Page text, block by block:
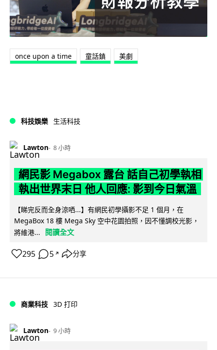
once upon a time 童話鎮 美劇
科技娛樂 生活科技
Lawton 8 小時
網民影 Megabox 露台 話自己初學執相
執出世界末日 他人回應: 影到今日氣溫
【睇完反而全身涼哂...】有網民初學攝影不足 1 個月，在
MegaBox 18 樓 Mega Sky 空中花園拍照，因不懂調校光影，
將維港...
閱讀全文
295 5 ↗ 分享
商業科技 3D 打印
Lawton 9 小時